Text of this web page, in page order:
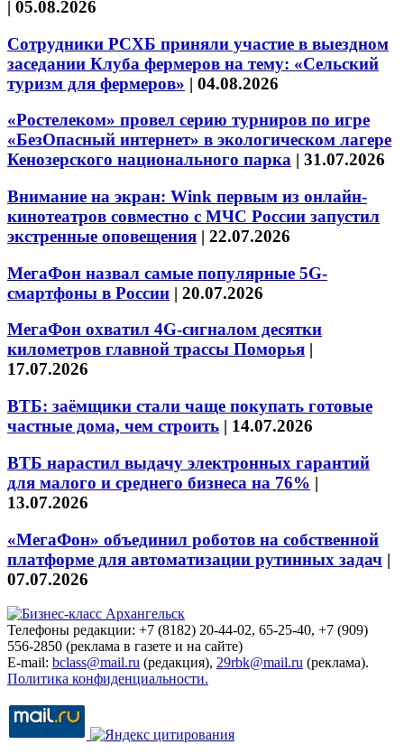
| 05.08.2026
Сотрудники РСХБ приняли участие в выездном
заседании Клуба фермеров на тему: «Сельский
туризм для фермеров» | 04.08.2026
«Ростелеком» провел серию турниров по игре
«БезОпасный интернет» в экологическом лагере
Кенозерского национального парка | 31.07.2026
Внимание на экран: Wink первым из онлайн-
кинотеатров совместно с МЧС России запустил
экстренные оповещения | 22.07.2026
МегаФон назвал самые популярные 5G-
смартфоны в России | 20.07.2026
МегаФон охватил 4G-сигналом десятки
километров главной трассы Поморья |
17.07.2026
ВТБ: заёмщики стали чаще покупать готовые
частные дома, чем строить | 14.07.2026
ВТБ нарастил выдачу электронных гарантий
для малого и среднего бизнеса на 76% |
13.07.2026
«МегаФон» объединил роботов на собственной
платформе для автоматизации рутинных задач |
07.07.2026
Телефоны редакции: +7 (8182) 20-44-02, 65-25-40, +7 (909)
556-2850 (реклама в газете и на сайте)
E-mail: bclass@mail.ru (редакция), 29rbk@mail.ru (реклама).
Политика конфиденциальности.